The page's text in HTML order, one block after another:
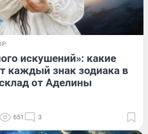
искушений»: какие
каждый знак зодиака в
от Аделины
651 3